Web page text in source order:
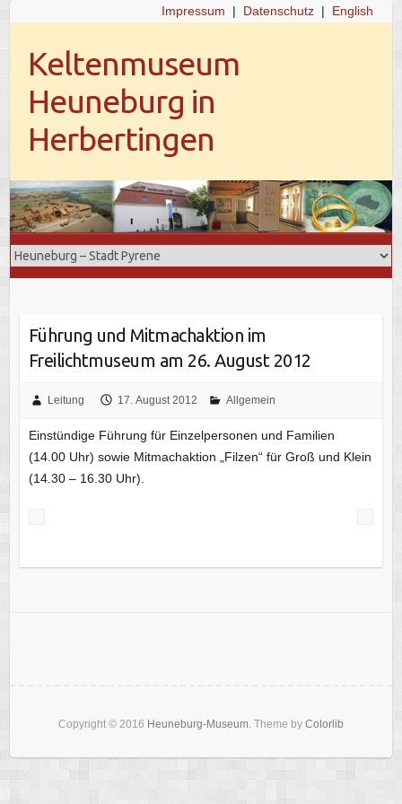
Impressum | Datenschutz| English
Keltenmuseum
Heuneburg in
Herbertingen
Führung und Mitmachaktion im
Freilichtmuseum am 26. August 2012
Leitung 17. August 2012 Allgemein
Einstündige Führung für Einzelpersonen und Familien
(14.00 Uhr) sowie Mitmachaktion „Filzen“ für Groß und Klein
(14.30 – 16.30 Uhr).
Copyright © 2016 Heuneburg-Museum . Theme by Colorlib